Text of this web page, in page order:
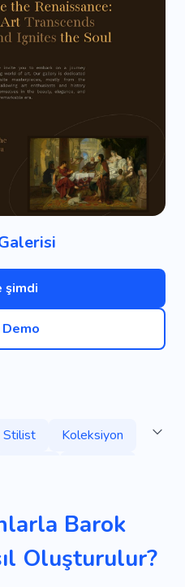
şimdi
Demo
Stilist
Koleksiyon
Tekstil
Terzilik
Deri
Barok
Oluşturulur?